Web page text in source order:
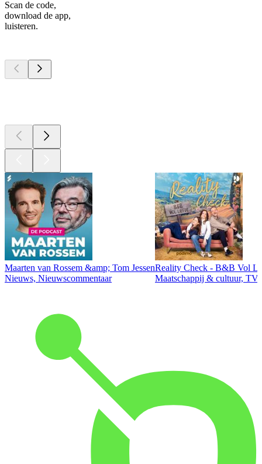
Scan de code,
download de app,
luisteren.
Maarten van Rossem &amp; Tom Jessen
Nieuws, Nieuwscommentaar
Reality Check - B&B Vol
Maatschappij & cultuur,